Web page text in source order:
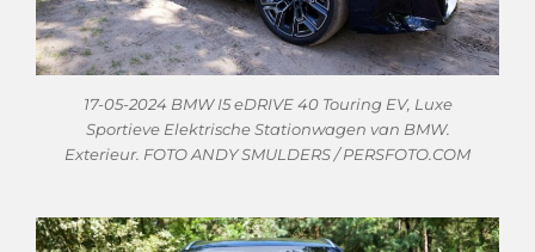
17-05-2024 BMW I5 eDRIVE 40 Touring EV, Luxe
Sportieve Elektrische Stationwagen van BMW.
Exterieur. FOTO ANDY SMULDERS / PERSFOTO.COM